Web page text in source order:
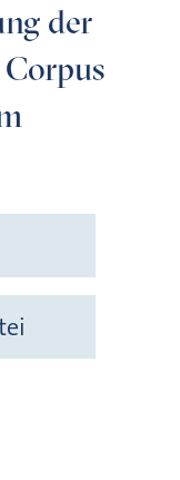
der